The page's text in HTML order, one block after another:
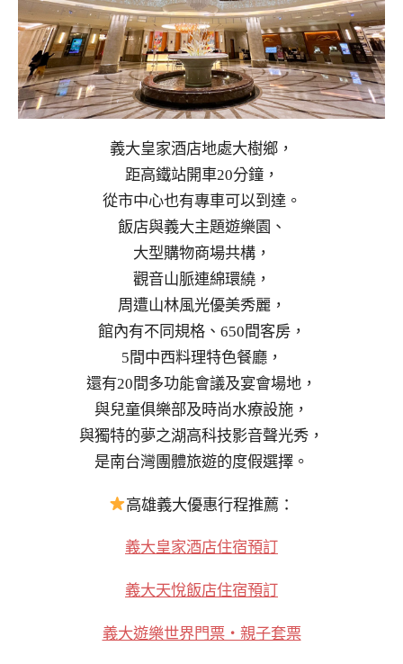
義大皇家酒店地處大樹鄉，
距高鐵站開車20分鐘，
從市中心也有專車可以到達。
飯店與義大主題遊樂園、
大型購物商場共構，
觀音山脈連綿環繞，
周遭山林風光優美秀麗，
館內有不同規格、650間客房，
5間中西料理特色餐廳，
還有20間多功能會議及宴會場地，
與兒童俱樂部及時尚水療設施，
與獨特的夢之湖高科技影音聲光秀，
是南台灣團體旅遊的度假選擇。
高雄義大優惠行程推薦：
義大皇家酒店住宿預訂
義大天悅飯店住宿預訂
義大遊樂世界門票・親子套票